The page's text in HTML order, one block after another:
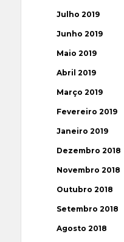
Julho 2019
Junho 2019
Maio 2019
Abril 2019
Março 2019
Fevereiro 2019
Janeiro 2019
Dezembro 2018
Novembro 2018
Outubro 2018
Setembro 2018
Agosto 2018